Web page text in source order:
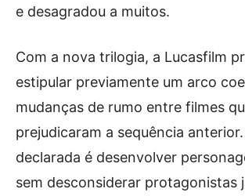
e desagradou a muitos.
Com a nova trilogia, a Lucasfilm
estipular previamente um arco
mudanças de rumo entre filmes
prejudicaram a sequência
declarada é desenvolver
sem desconsiderar protagonistas